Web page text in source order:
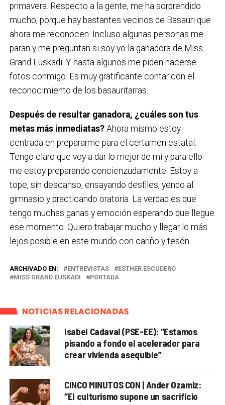
primavera. Respecto a la gente, me ha sorprendido
mucho, porque hay bastantes vecinos de Basauri que
ahora me reconocen. Incluso algunas personas me
paran y me preguntan si soy yo la ganadora de Miss
Grand Euskadi. Y hasta algunos me piden hacerse
fotos conmigo. Es muy gratificante contar con el
reconocimiento de los basauritarras.
Después de resultar ganadora, ¿cuáles son tus
metas más inmediatas?Ahora mismo estoy
centrada en prepararme para el certamen estatal.
Tengo claro que voy a dar lo mejor de mí y para ello
me estoy preparando concienzudamente. Estoy a
tope, sin descanso, ensayando desfiles, yendo al
gimnasio y practicando oratoria. La verdad es que
tengo muchas ganas y emoción esperando que llegue
ese momento. Quiero trabajar mucho y llegar lo más
lejos posible en este mundo con cariño y tesón.
ARCHIVADO EN: ENTREVISTAS
ESTHER ESCUDERO
MISS GRAND EUSKADI
PORTADA
NOTICIAS RELACIONADAS
Isabel Cadaval (PSE-EE): “Estamos
pisando a fondo el acelerador para
crear vivienda asequible”
CINCO MINUTOS CON | Ander Ozamiz:
“El culturismo supone un sacrificio